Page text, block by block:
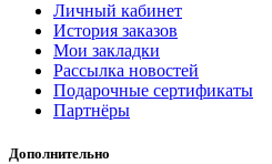
Личный кабинет
История заказов
Мои закладки
Рассылка новостей
Подарочные сертификаты
Партнёры
Дополнительно